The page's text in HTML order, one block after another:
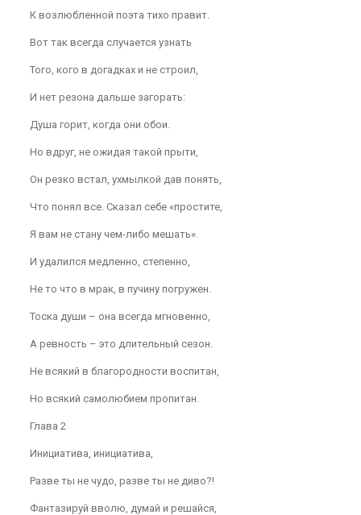
К возлюбленной поэта тихо правит.
Вот так всегда случается узнать
Того, кого в догадках и не строил,
И нет резона дальше загорать:
Душа горит, когда они обои.
Но вдруг, не ожидая такой прыти,
Он резко встал, ухмылкой дав понять,
Что понял все. Сказал себе «простите,
Я вам не стану чем-либо мешать».
И удалился медленно, степенно,
Не то что в мрак, в пучину погружен.
Тоска души – она всегда мгновенно,
А ревность – это длительный сезон.
Не всякий в благородности воспитан,
Но всякий самолюбием пропитан.
Глава 2
Инициатива, инициатива,
Разве ты не чудо, разве ты не диво?!
Фантазируй вволю, думай и решайся,